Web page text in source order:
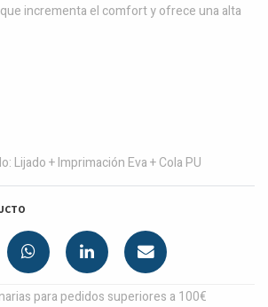
incrementa el comfort y ofrece una alta
Lijado + Imprimación Eva + Cola PU
para pedidos superiores a 100€